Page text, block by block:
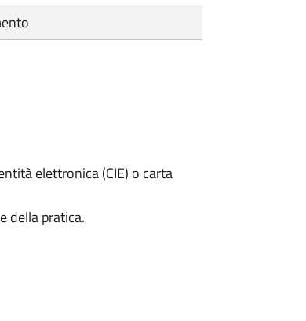
elettronica (CIE) o carta
della pratica.